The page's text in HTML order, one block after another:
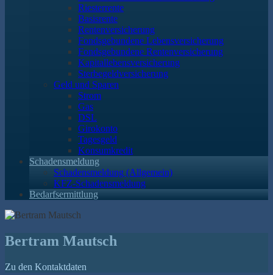
Riesterrente
Basisrente
Rentenversicherung
Fondsgebundene Lebensversicherung
Fondsgebundene Rentenversicherung
Kapitallebensversicherung
Sterbegeldversicherung
Geld und Sparen
Strom
Gas
DSL
Girokonto
Tagesgeld
Konsumkredit
Schadensmeldung
Schadensmeldung (Allgemein)
KFZ-Schadensmeldung
Bedarfsermittlung
Bertram Mautsch
Zu den Kontaktdaten